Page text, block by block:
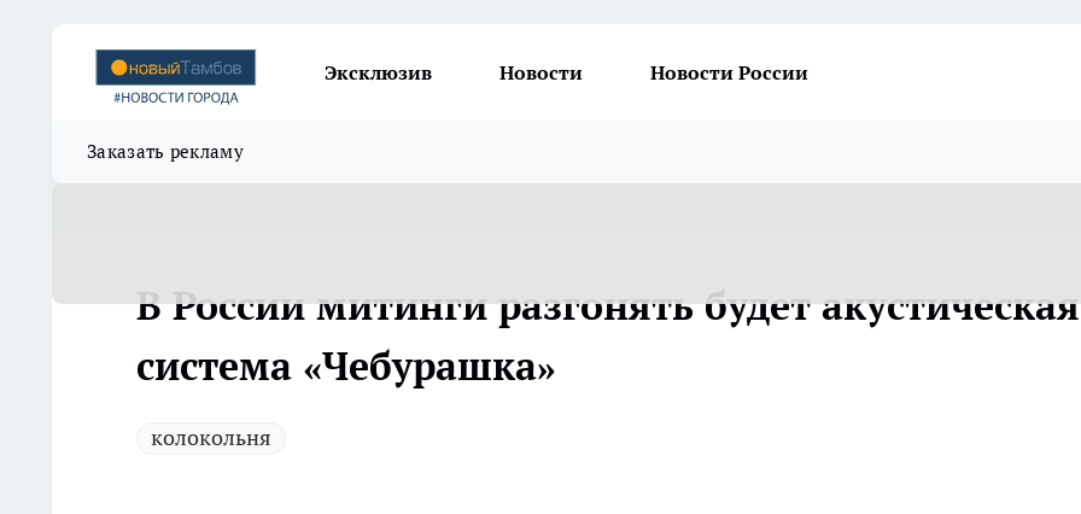
Эксклюзив Новости Новости России
Заказать рекламу
В России митинги разгонять будет акустическая
система «Чебурашка»
колокольня